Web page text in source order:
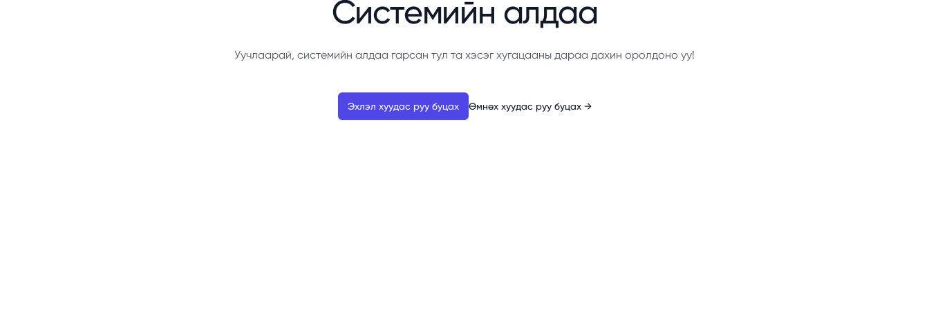
Системийн алдаа
Уучлаарай, системийн алдаа гарсан тул та хэсэг хугацааны дараа дахин оролдоно уу!
Эхлэл хуудас руу буцах Өмнөх хуудас руу буцах →